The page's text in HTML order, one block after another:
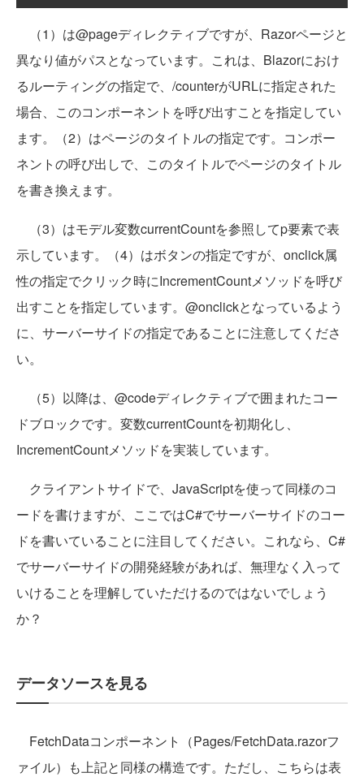
（1）は@pageディレクティブですが、Razorページと
異なり値がパスとなっています。これは、Blazorにおけ
るルーティングの指定で、/counterがURLに指定された
場合、このコンポーネントを呼び出すことを指定してい
ます。（2）はページのタイトルの指定です。コンポー
ネントの呼び出しで、このタイトルでページのタイトル
を書き換えます。
（3）はモデル変数currentCountを参照してp要素で表
示しています。（4）はボタンの指定ですが、onclick属
性の指定でクリック時にIncrementCountメソッドを呼び
出すことを指定しています。@onclickとなっているよう
に、サーバーサイドの指定であることに注意してくださ
い。
（5）以降は、@codeディレクティブで囲まれたコー
ドブロックです。変数currentCountを初期化し、
IncrementCountメソッドを実装しています。
クライアントサイドで、JavaScriptを使って同様のコ
ードを書けますが、ここではC#でサーバーサイドのコー
ドを書いていることに注目してください。これなら、C#
でサーバーサイドの開発経験があれば、無理なく入って
いけることを理解していただけるのではないでしょう
か？
データソースを見る
FetchDataコンポーネント（Pages/FetchData.razorフ
ァイル）も上記と同様の構造です。ただし、こちらは表